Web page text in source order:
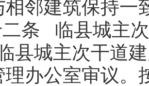
相邻建筑保持一
条 临县城主
县城主次干道
理办公室审议。